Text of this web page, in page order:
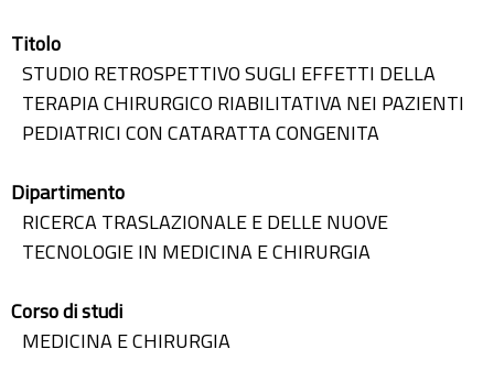
Titolo
STUDIO RETROSPETTIVO SUGLI EFFETTI DELLA
TERAPIA CHIRURGICO RIABILITATIVA NEI PAZIENTI
PEDIATRICI CON CATARATTA CONGENITA
Dipartimento
RICERCA TRASLAZIONALE E DELLE NUOVE
TECNOLOGIE IN MEDICINA E CHIRURGIA
Corso di studi
MEDICINA E CHIRURGIA